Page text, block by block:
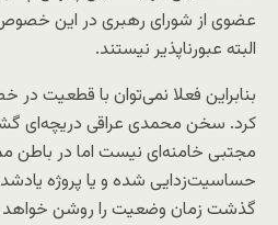
عضوی از شورای رهبری در این
البته عبورناپذیر نیستند.
بنابراین فعلا نمی‌توان با قطعیت
کرد. سخن محمدی عراقی دریچه‌ای
مجتبی خامنه‌ای نیست اما در باطن
حساسیت‌زدایی شده و یا پروژه
گذشت زمان وضعیت را روشن خواهد